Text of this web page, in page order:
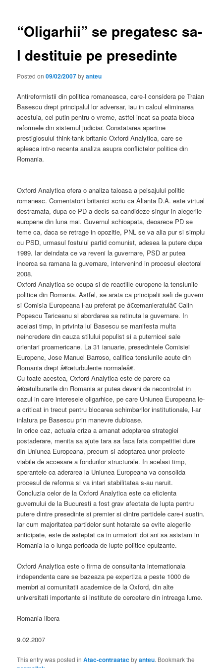
“Oligarhii” se pregatesc sa-
l destituie pe presedinte
Posted on09/02/2007byanteu
Antireformistii din politica romaneasca, care-l considera pe Traian
Basescu drept principalul lor adversar, iau in calcul eliminarea
acestuia, cel putin pentru o vreme, astfel incat sa poata bloca
reformele din sistemul judiciar. Constatarea apartine
prestigiosului think-tank britanic Oxford Analytica, care se
apleaca intr-o recenta analiza asupra conflictelor politice din
Romania.
Oxford Analytica ofera o analiza taioasa a peisajului politic
romanesc. Comentatorii britanici scriu ca Alianta D.A. este virtual
destramata, dupa ce PD a decis sa candideze singur in alegerile
europene din luna mai. Guvernul schioapata, deoarece PD se
teme ca, daca se retrage in opozitie, PNL se va alia pur si simplu
cu PSD, urmasul fostului partid comunist, adesea la putere dupa
1989. Iar deindata ce va reveni la guvernare, PSD ar putea
incerca sa ramana la guvernare, intervenind in procesul electoral
2008.
Oxford Analytica se ocupa si de reactiile europene la tensiunile
politice din Romania. Astfel, se arata ca principalii sefi de guvern
si Comisia Europeana l-au preferat pe â€œmanieratulâ€ Calin
Popescu Tariceanu si abordarea sa retinuta la guvernare. In
acelasi timp, in privinta lui Basescu se manifesta multa
neincredere din cauza stilului populist si a puternicei sale
orientari proamericane. La 31 ianuarie, presedintele Comisiei
Europene, Jose Manuel Barroso, califica tensiunile acute din
Romania drept â€œturbulente normaleâ€.
Cu toate acestea, Oxford Analytica este de parere ca
â€œtulburarile din Romania ar putea deveni de necontrolat in
cazul in care interesele oligarhice, pe care Uniunea Europeana le-
a criticat in trecut pentru blocarea schimbarilor institutionale, l-ar
inlatura pe Basescu prin manevre dubioase.
In orice caz, actuala criza a amanat adoptarea strategiei
postaderare, menita sa ajute tara sa faca fata competitiei dure
din Uniunea Europeana, precum si adoptarea unor proiecte
viabile de accesare a fondurilor structurale. In acelasi timp,
sperantele ca aderarea la Uniunea Europeana va consolida
procesul de reforma si va intari stabilitatea s-au naruit.
Concluzia celor de la Oxford Analytica este ca eficienta
guvernului de la Bucuresti a fost grav afectata de lupta pentru
putere dintre presedinte si premier si dintre partidele care-i sustin.
Iar cum majoritatea partidelor sunt hotarate sa evite alegerile
anticipate, este de asteptat ca in urmatorii doi ani sa asistam in
Romania la o lunga perioada de lupte politice epuizante.
Oxford Analytica este o firma de consultanta internationala
independenta care se bazeaza pe expertiza a peste 1000 de
membri ai comunitatii academice de la Oxford, din alte
universitati importante si institute de cercetare din intreaga lume.
Romania libera
9.02.2007
This entry was posted inAtac-contraatacbyanteu. Bookmark the